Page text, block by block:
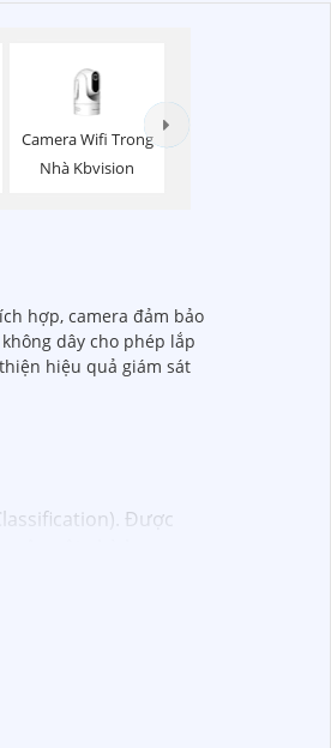
Camera Wifi Trong
Nhà Kbvision
hợp, camera đảm bảo
dây cho phép lắp
hiệu quả giám sát
Được
cảnh báo khi phát
ngôi nhà hay